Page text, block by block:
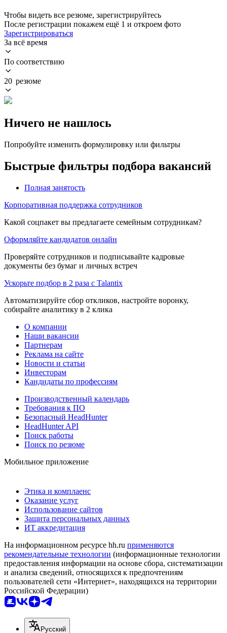
Чтобы видеть все резюме, зарегистрируйтесь
После регистрации покажем ещё 1 и откроем фото
Зарегистрироваться
За всё время
По соответствию
20 резюме
Ничего не нашлось
Попробуйте изменить формулировку или фильтры
Быстрые фильтры подбора вакансий
Полная занятость
Корпоративная поддержка сотрудников
Какой соцпакет вы предлагаете семейным сотрудникам?
Оформляйте кандидатов онлайн
Проверяйте сотрудников и подписывайте кадровые
документы без бумаг и личных встреч
Ускорьте подбор в 2 раза с Talantix
Автоматизируйте сбор откликов, настройте воронку,
собирайте аналитику в 2 клика
О компании
Наши вакансии
Партнерам
Реклама на сайте
Новости и статьи
Инвесторам
Кандидаты по профессиям
Производственный календарь
Требования к ПО
Безопасный HeadHunter
HeadHunter API
Поиск работы
Поиск по резюме
Мобильное приложение
Этика и комплаенс
Оказание услуг
Использование сайтов
Защита персональных данных
ИТ аккредитация
На информационном ресурсе hh.ru применяются
рекомендательные технологии (информационные технологии
предоставления информации на основе сбора, систематизации
и анализа сведений, относящихся к предпочтениям
пользователей сети «Интернет», находящихся на территории
Российской Федерации)
Русский